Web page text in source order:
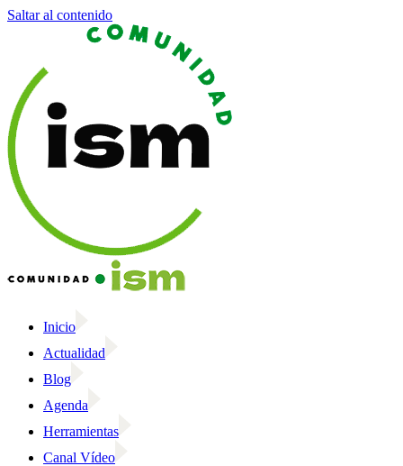
Saltar al contenido
Inicio
Actualidad
Blog
Agenda
Herramientas
Canal Vídeo